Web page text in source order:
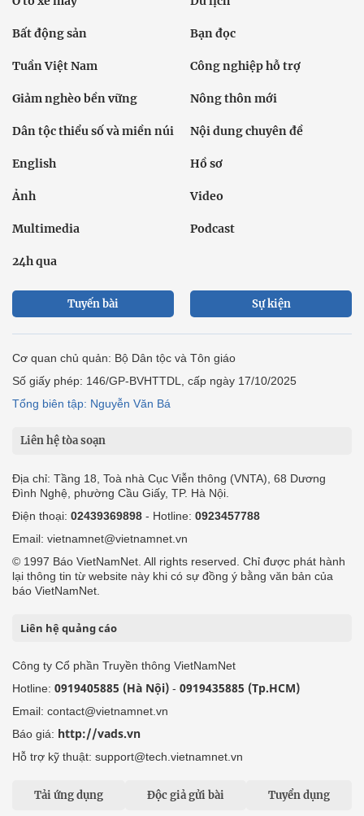
Bất động sản Bạn đọc
Tuần Việt Nam Công nghiệp hỗ trợ
Giảm nghèo bền vững Nông thôn mới
Dân tộc thiểu số và miền núi Nội dung chuyên đề
English Hồ sơ
Ảnh Video
Multimedia Podcast
24h qua
Tuyến bài Sự kiện
Cơ quan chủ quản: Bộ Dân tộc và Tôn giáo
Số giấy phép: 146/GP-BVHTTDL, cấp ngày 17/10/2025
Tổng biên tập: Nguyễn Văn Bá
Liên hệ tòa soạn
Địa chỉ: Tầng 18, Toà nhà Cục Viễn thông (VNTA), 68 Dương
Đình Nghệ, phường Cầu Giấy, TP. Hà Nội.
Điện thoại: 02439369898 - Hotline: 0923457788
Email: vietnamnet@vietnamnet.vn
© 1997 Báo VietNamNet. All rights reserved. Chỉ được phát hành
lại thông tin từ website này khi có sự đồng ý bằng văn bản của
báo VietNamNet.
Liên hệ quảng cáo
Công ty Cổ phần Truyền thông VietNamNet
Hotline: 0919405885 (Hà Nội) - 0919435885 (Tp.HCM)
Email: contact@vietnamnet.vn
Báo giá: http://vads.vn
Hỗ trợ kỹ thuật: support@tech.vietnamnet.vn
Tải ứng dụng Độc giả gửi bài Tuyển dụng